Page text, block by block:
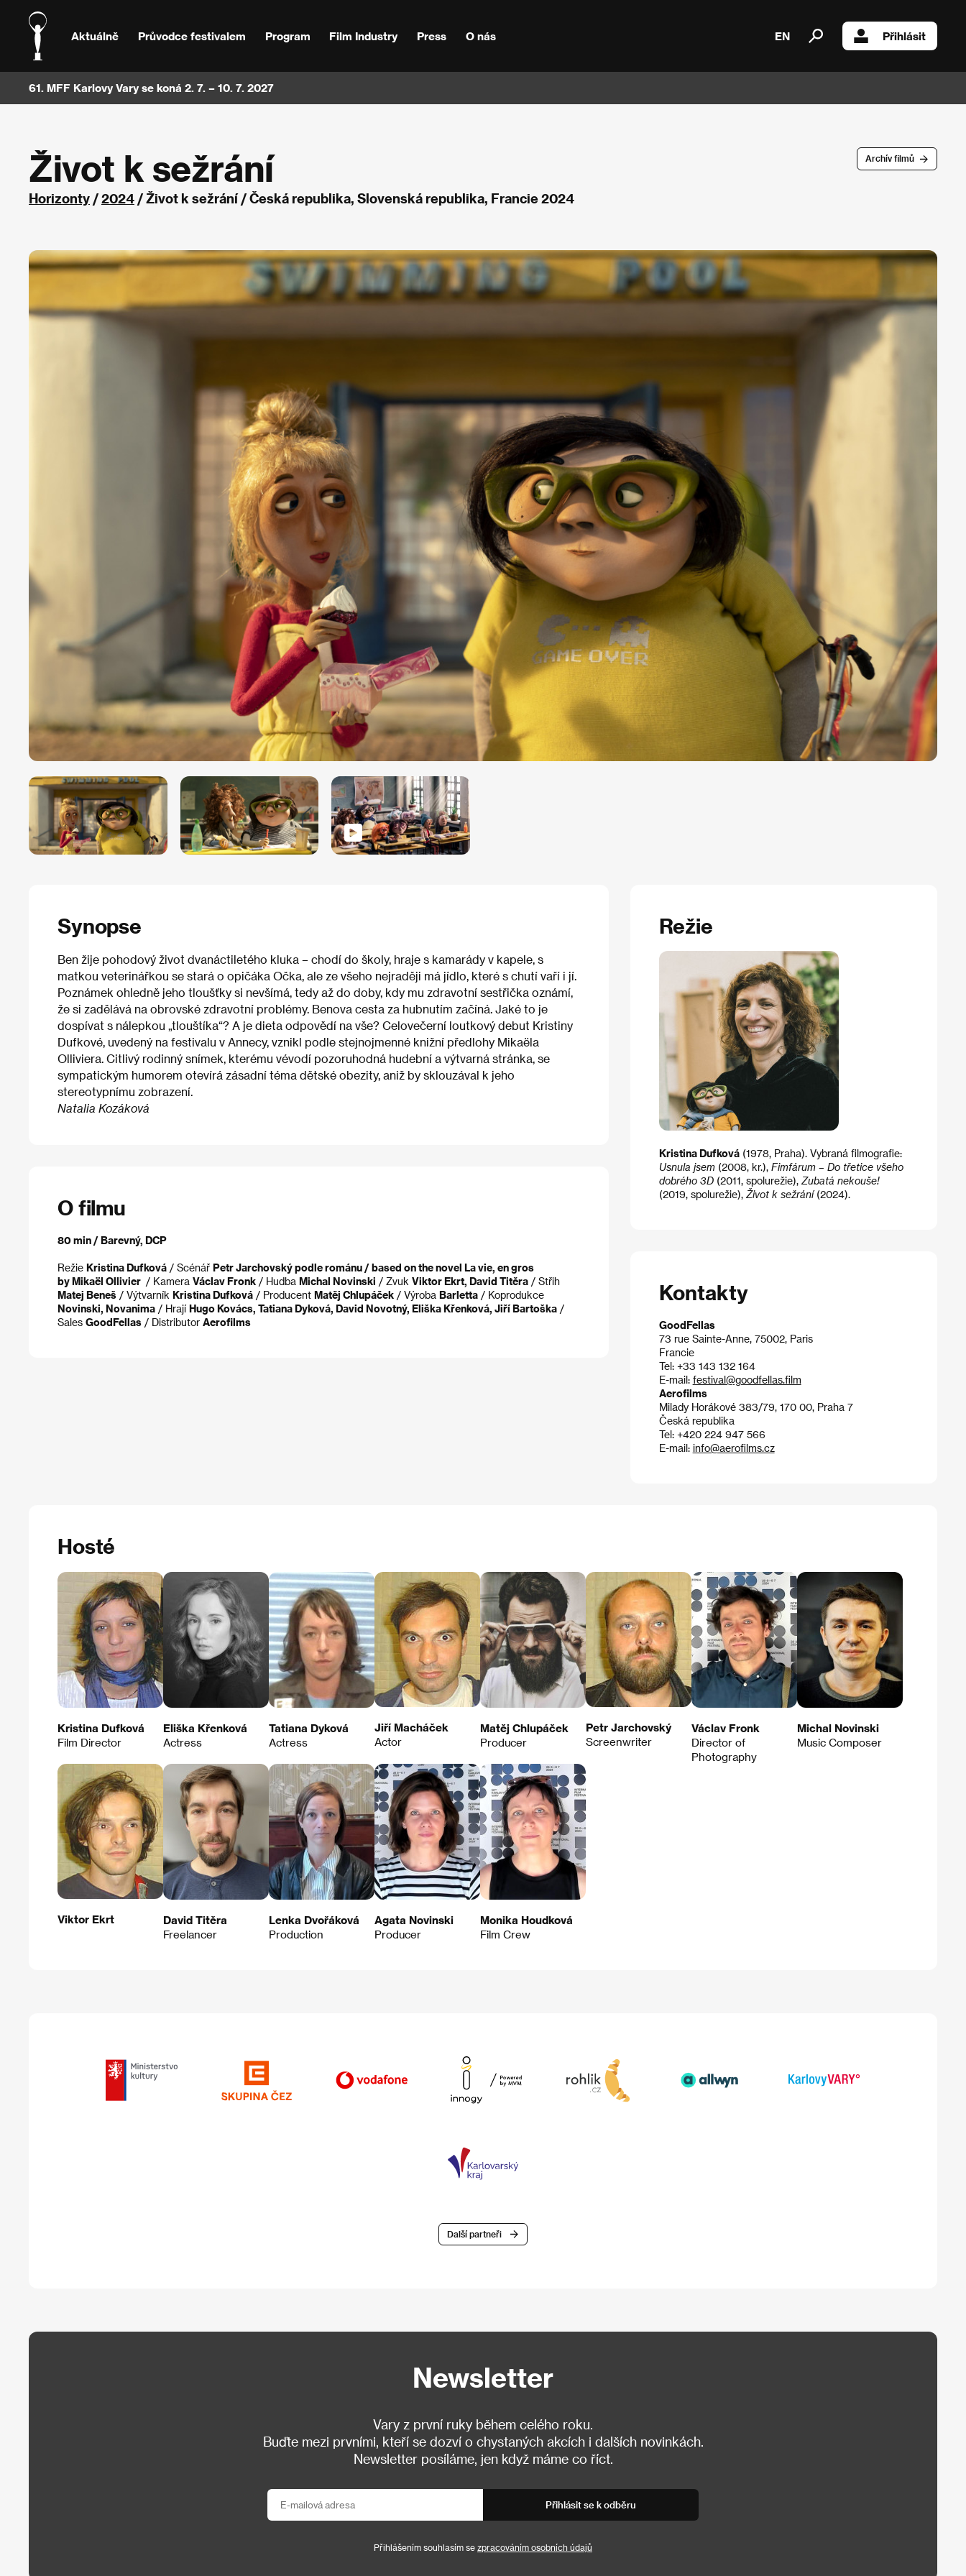
Aktuálně Průvodce festivalem Program Film Industry Press O nás EN Přihlásit
61. MFF Karlovy Vary se koná 2. 7. – 10. 7. 2027
Archív filmů
Život k sežrání
Horizonty /2024 / Život k sežrání / Česká republika, Slovenská republika, Francie 2024
Synopse
Ben žije pohodový život dvanáctiletého kluka – chodí do školy, hraje s kamarády v kapele, s
matkou veterinářkou se stará o opičáka Očka, ale ze všeho nejraději má jídlo, které s chutí vaří i jí.
Poznámek ohledně jeho tloušťky si nevšímá, tedy až do doby, kdy mu zdravotní sestřička oznámí,
že si zadělává na obrovské zdravotní problémy. Benova cesta za hubnutím začíná. Jaké to je
dospívat s nálepkou „tlouštíka“? A je dieta odpovědí na vše? Celovečerní loutkový debut Kristiny
Dufkové, uvedený na festivalu v Annecy, vznikl podle stejnojmenné knižní předlohy Mikaëla
Olliviera. Citlivý rodinný snímek, kterému vévodí pozoruhodná hudební a výtvarná stránka, se
sympatickým humorem otevírá zásadní téma dětské obezity, aniž by sklouzával k jeho
stereotypnímu zobrazení.
Natalia Kozáková
O filmu
80 min / Barevný, DCP
Režie Kristina Dufková / Scénář Petr Jarchovský podle románu / based on the novel La vie, en gros
by Mikaël Ollivier / Kamera Václav Fronk / Hudba Michal Novinski / Zvuk Viktor Ekrt, David Titěra / Střih
Matej Beneš / Výtvarník Kristina Dufková / Producent Matěj Chlupáček / Výroba Barletta / Koprodukce
Novinski, Novanima / Hrají Hugo Kovács, Tatiana Dyková, David Novotný, Eliška Křenková, Jiří Bartoška /
Sales GoodFellas / Distributor Aerofilms
Režie
Kristina Dufková(1978, Praha). Vybraná filmografie:
Usnula jsem(2008, kr.), Fimfárum – Do třetice všeho
dobrého 3D(2011, spolurežie), Zubatá nekouše!
(2019, spolurežie), Život k sežrání(2024).
Kontakty
GoodFellas
73 rue Sainte-Anne, 75002, Paris
Francie
Tel: +33 143 132 164
E-mail: festival@goodfellas.film
Aerofilms
Milady Horákové 383/79, 170 00, Praha 7
Česká republika
Tel: +420 224 947 566
E-mail: info@aerofilms.cz
Hosté
Kristina Dufková
Film Director
Eliška Křenková
Actress
Tatiana Dyková
Actress
Jiří Macháček
Actor
Matěj Chlupáček
Producer
Petr Jarchovský
Screenwriter
Václav Fronk
Director of
Photography
Michal Novinski
Music Composer
Viktor Ekrt
David Titěra
Freelancer
Lenka Dvořáková
Production
Agata Novinski
Producer
Monika Houdková
Film Crew
Další partneři
Newsletter
Vary z první ruky během celého roku.
Buďte mezi prvními, kteří se dozví o chystaných akcích i dalších novinkách.
Newsletter posíláme, jen když máme co říct.
Přihlásit se k odběru
Přihlášením souhlasím se zpracováním osobních údajů